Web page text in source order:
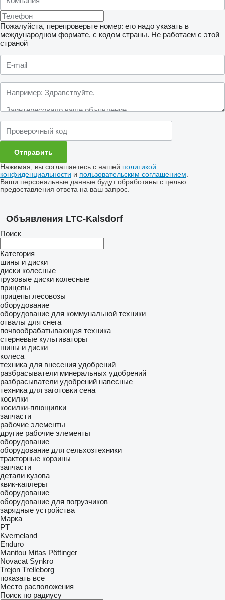
Пожалуйста, перепроверьте номер: его надо указать в
международном формате, с кодом страны. Не работаем с этой
страной
Нажимая, вы соглашаетесь с нашей политикой
конфиденциальности и пользовательским соглашением.
Ваши персональные данные будут обработаны с целью
предоставления ответа на ваш запрос.
Объявления LTC-Kalsdorf
Поиск
Категория
шины и диски
диски колесные
грузовые диски колесные
прицепы
прицепы лесовозы
оборудование
оборудование для коммунальной техники
отвалы для снега
почвообрабатывающая техника
стерневые культиваторы
шины и диски
колеса
техника для внесения удобрений
разбрасыватели минеральных удобрений
разбрасыватели удобрений навесные
техника для заготовки сена
косилки
косилки-плющилки
запчасти
рабочие элементы
другие рабочие элементы
оборудование
оборудование для сельхозтехники
тракторные корзины
запчасти
детали кузова
квик-каплеры
оборудование
оборудование для погрузчиков
зарядные устройства
Марка
PT
Kverneland
Enduro
Manitou Mitas Pöttinger
Novacat Synkro
Trejon Trelleborg
показать все
Место расположения
Поиск по радиусу